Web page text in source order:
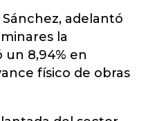
adelantó
la
8,94% en
físico de obras